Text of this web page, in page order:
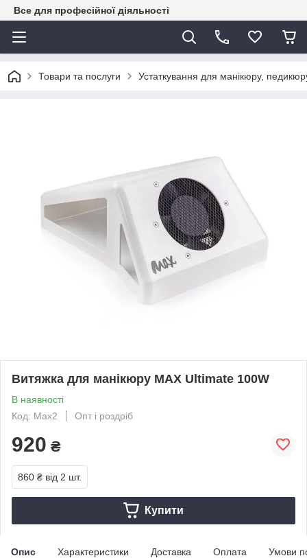
Все для професійної діяльності
Товари та послуги Устаткування для манікюру,
Витяжка для манікюру MAX Ultimate 100W
В наявності
Код: Max2
Опт і роздріб
920 ₴
860 ₴ від 2 шт.
Купити
Опис Характеристики Доставка Оплата Умови